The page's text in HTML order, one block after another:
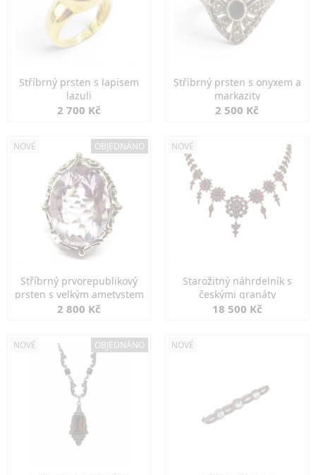
Stříbrný prsten s lapisem
lazuli
2 700 Kč
Stříbrný prsten s onyxem a
markazity
2 500 Kč
NOVÉ OBJEDNÁNO
Stříbrný prvorepublikový
prsten s velkým ametystem
2 800 Kč
NOVÉ
Starožitný náhrdelník s
českými granáty
18 500 Kč
NOVÉ OBJEDNÁNO NOVÉ